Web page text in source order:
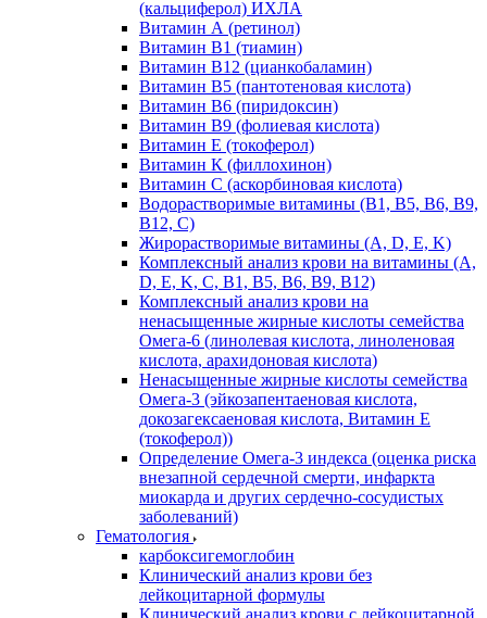
(кальциферол) ИХЛА
Витамин А (ретинол)
Витамин В1 (тиамин)
Витамин В12 (цианкобаламин)
Витамин В5 (пантотеновая кислота)
Витамин В6 (пиридоксин)
Витамин В9 (фолиевая кислота)
Витамин Е (токоферол)
Витамин К (филлохинон)
Витамин С (аскорбиновая кислота)
Водорастворимые витамины (B1, B5, B6, В9,
В12, С)
Жирорастворимые витамины (A, D, E, K)
Комплексный анализ крови на витамины (A,
D, E, K, C, B1, B5, B6, В9, B12)
Комплексный анализ крови на
ненасыщенные жирные кислоты семейства
Омега-6 (линолевая кислота, линоленовая
кислота, арахидоновая кислота)
Ненасыщенные жирные кислоты семейства
Омега-3 (эйкозапентаеновая кислота,
докозагексаеновая кислота, Витамин E
(токоферол))
Определение Омега-3 индекса (оценка риска
внезапной сердечной смерти, инфаркта
миокарда и других сердечно-сосудистых
заболеваний)
Гематология
карбоксигемоглобин
Клинический анализ крови без
лейкоцитарной формулы
Клинический анализ крови с лейкоцитарной